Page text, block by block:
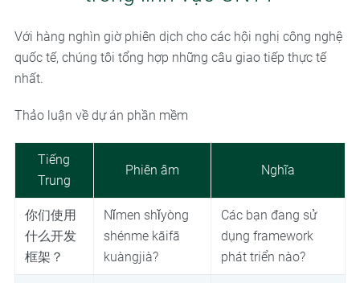
Với hàng nghìn giờ phiên dịch cho các hội nghị công nghệ
quốc tế, chúng tôi tổng hợp những câu giao tiếp thực tế
nhất.
Thảo luận về dự án phần mềm
Tiếng
Trung
Phiên âm Nghĩa
你们使用
什么开发
框架？
Nǐmen shǐyòng
shénme kāifā
kuàngjià?
Các bạn đang sử
dụng framework
phát triển nào?